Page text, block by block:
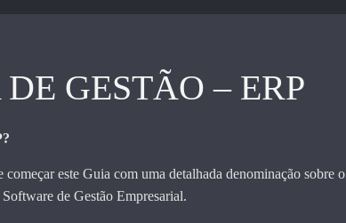
GESTÃO – ERP
começar este Guia com uma detalhada denominação sobre o
de Gestão Empresarial.